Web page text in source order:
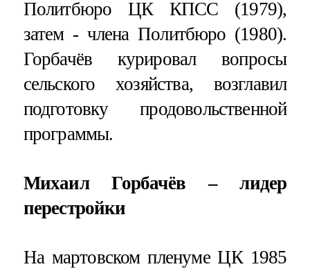
Политбюро ЦК КПСС (1979),
затем - члена Политбюро (1980).
Горбачёв курировал вопросы
сельского хозяйства, возглавил
подготовку продовольственной
программы.
Михаил Горбачёв – лидер
перестройки
На мартовском пленуме ЦК 1985